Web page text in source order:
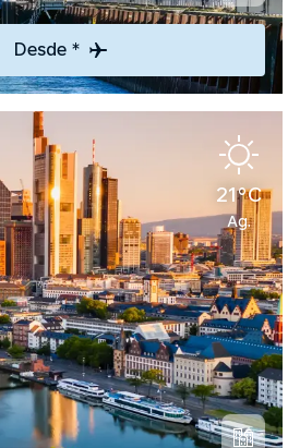
Desde *
21°C
Ag.